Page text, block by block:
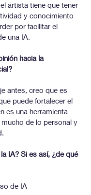
artista tiene que tener
y conocimiento
por facilitar el
una IA.
hacia la
antes, creo que es
puede fortalecer el
es una herramienta
de lo personal y
IA? Si es así, ¿de qué
de IA